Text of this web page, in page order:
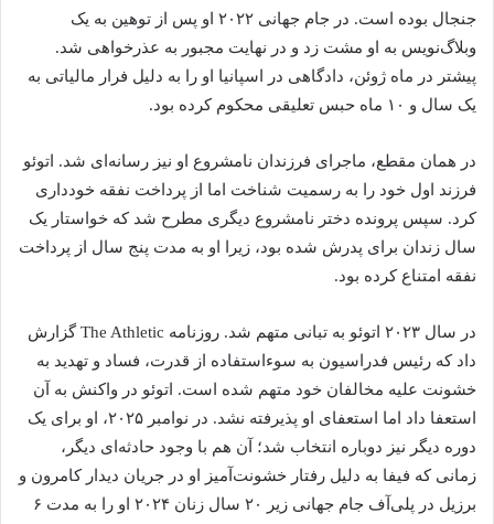
جنجال بوده است. در جام جهانی ۲۰۲۲ او پس از توهین به یک
وبلاگ‌نویس به او مشت زد و در نهایت مجبور به عذرخواهی شد.
پیشتر در ماه ژوئن، دادگاهی در اسپانیا او را به دلیل فرار مالیاتی به
یک سال و ۱۰ ماه حبس تعلیقی محکوم کرده بود.
در همان مقطع، ماجرای فرزندان نامشروع او نیز رسانه‌ای شد. اتوئو
فرزند اول خود را به رسمیت شناخت اما از پرداخت نفقه خودداری
کرد. سپس پرونده دختر نامشروع دیگری مطرح شد که خواستار یک
سال زندان برای پدرش شده بود، زیرا او به مدت پنج سال از پرداخت
نفقه امتناع کرده بود.
در سال ۲۰۲۳ اتوئو به تبانی متهم شد. روزنامه The Athletic گزارش
داد که رئیس فدراسیون به سوءاستفاده از قدرت، فساد و تهدید به
خشونت علیه مخالفان خود متهم شده است. اتوئو در واکنش به آن
استعفا داد اما استعفای او پذیرفته نشد. در نوامبر ۲۰۲۵، او برای یک
دوره دیگر نیز دوباره انتخاب شد؛ آن هم با وجود حادثه‌ای دیگر،
زمانی که فیفا به دلیل رفتار خشونت‌آمیز او در جریان دیدار کامرون و
برزیل در پلی‌آف جام جهانی زیر ۲۰ سال زنان ۲۰۲۴ او را به مدت ۶